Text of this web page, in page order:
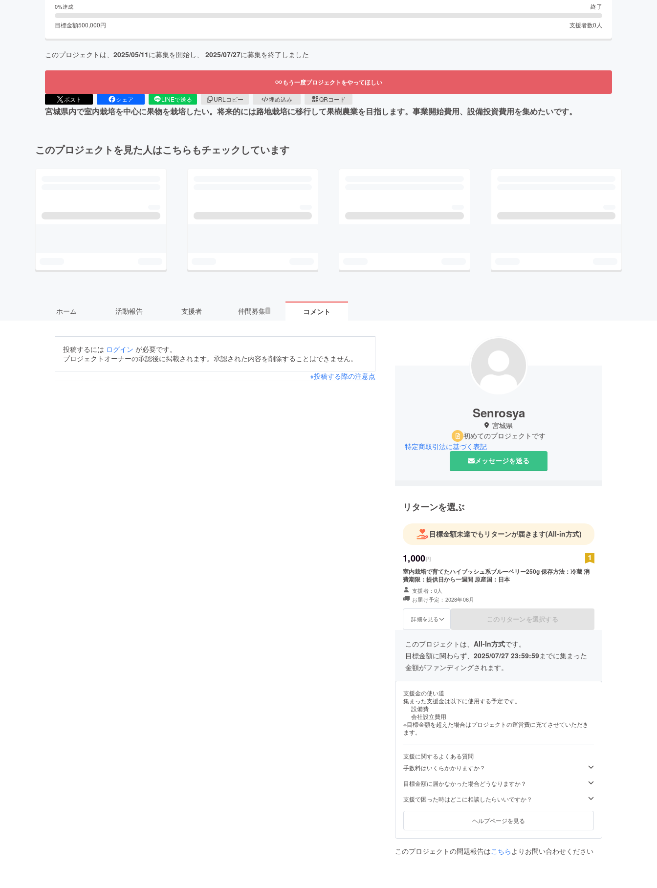
0%達成 終了
目標金額500,000円 支援者数0 人
このプロジェクトは、 2025/05/11に募集を開始し、 2025/07/27に募集を終了しました
もう一度プロジェクトをやってほしい
ポスト シェア LINEで送る URLコピー 埋め込み QRコード
宮城県内で室内栽培を中心に果物を栽培したい。将来的には路地栽培に移行して果樹農業を目指します。事業開始費用、設備投資費用を集めたいです。
このプロジェクトを見た人はこちらもチェックしています
ホーム 活動報告 支援者 仲間募集 1 コメント
投稿するには ログイン が必要です。
プロジェクトオーナーの承認後に掲載されます。承認された内容を削除することはできません。
※投稿する際の注意点
Senrosya
宮城県
初めてのプロジェクトです
特定商取引法に基づく表記
メッセージを送る
リターンを選ぶ
目標金額未達でもリターンが届きます(All-in方式)
1,000円
室内栽培で育てたハイブッシュ系ブルーベリー250g 保存方法：冷蔵 消
費期限：提供日から一週間 原産国：日本
支援者：0人
お届け予定：2028年06月
詳細を見る このリターンを選択する
このプロジェクトは、 All-In方式です。
目標金額に関わらず、 2025/07/27 23:59:59までに集まった
金額がファンディングされます。
支援金の使い道
集まった支援金は以下に使用する予定です。
設備費
会社設立費用
※目標金額を超えた場合はプロジェクトの運営費に充てさせていただき
ます。
支援に関するよくある質問
手数料はいくらかかりますか？
目標金額に届かなかった場合どうなりますか？
支援で困った時はどこに相談したらいいですか？
ヘルプページを見る
このプロジェクトの問題報告はこちら よりお問い合わせください